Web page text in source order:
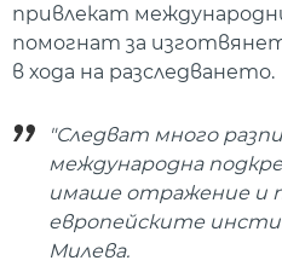
привлекат
помогнат за
в хода на разследването.
"Следват много
международна
имаше отражение и
европейските
Милева.